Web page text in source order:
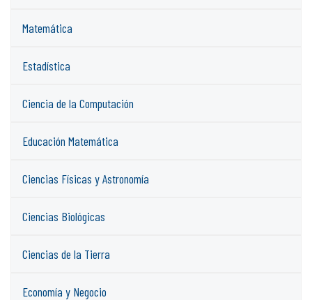
Matemática
Estadística
Ciencia de la Computación
Educación Matemática
Ciencias Físicas y Astronomía
Ciencias Biológicas
Ciencias de la Tierra
Economía y Negocio